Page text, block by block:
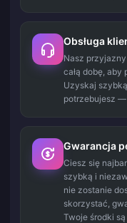
Obsługa
Nasz
całą dobę,
Uzyskaj
potrzebujesz
Gwarancja
Ciesz się
szybką i
nie zostanie
skorzystać,
Twoje środki